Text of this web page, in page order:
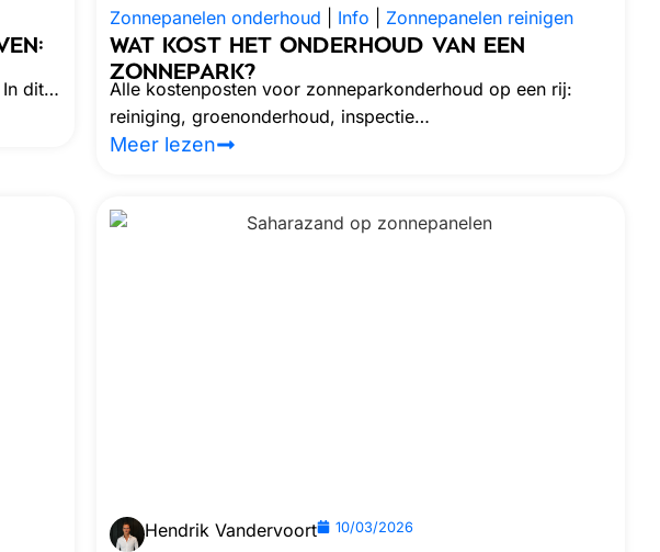
In dit…
Zonnepanelen onderhoud Info Zonnepanelen reinigen
WAT KOST HET ONDERHOUD VAN EEN
ZONNEPARK?
Alle kostenposten voor zonneparkonderhoud op een rij:
reiniging, groenonderhoud, inspectie…
Meer lezen
Hendrik Vandervoort 10/03/2026